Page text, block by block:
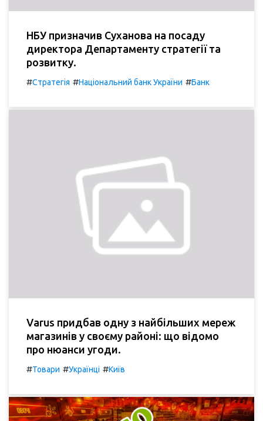
НБУ призначив Суханова на посаду
директора Департаменту стратегії та
розвитку.
#Стратегія #Національний банк України #Банк
Varus придбав одну з найбільших мереж
магазинів у своєму районі: що відомо
про нюанси угоди.
#Товари #Українці #Київ